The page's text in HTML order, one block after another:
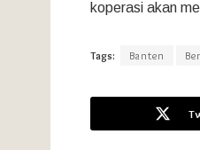
koperasi akan
Tags: Banten